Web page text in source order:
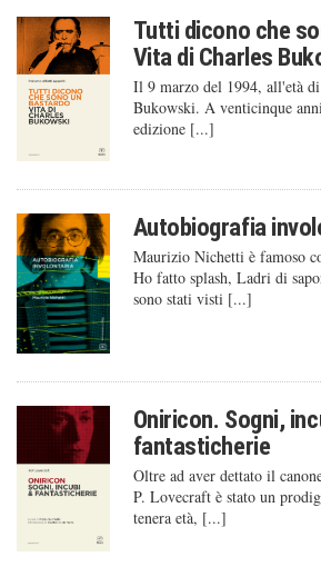
Tutti dicono che
Vita di Charles
Il 9 marzo del 1994, all'età
Bukowski. A venticinque
edizione [...]
Autobiografia
Maurizio Nichetti è famoso
Ho fatto splash, Ladri di
sono stati visti [...]
Oniricon. Sogni,
fantasticherie
Oltre ad aver dettato il
P. Lovecraft è stato un
tenera età, [...]